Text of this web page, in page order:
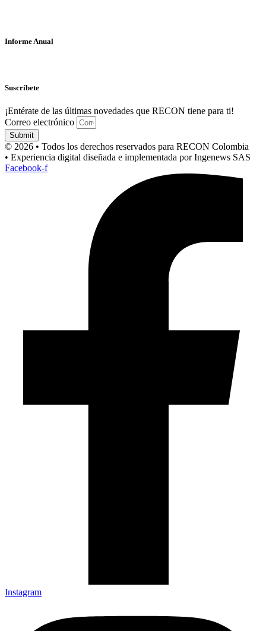
Informe Anual
Suscríbete
¡Entérate de las últimas novedades que RECON tiene para ti!
Correo electrónico
Submit
© 2026 • Todos los derechos reservados para RECON Colombia
• Experiencia digital diseñada e implementada por Ingenews SAS
Facebook-f
Instagram